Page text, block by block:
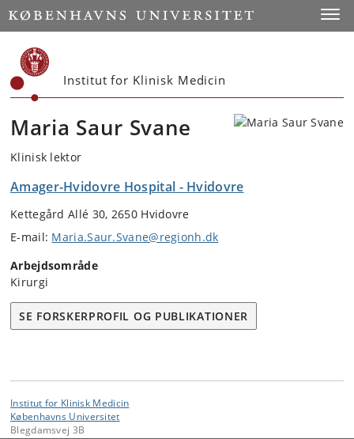
Start
Institut for Klinisk Medicin
Maria Saur Svane
Klinisk lektor
Amager-Hvidovre Hospital - Hvidovre
Kettegård Allé 30, 2650 Hvidovre
E-mail: Maria.Saur.Svane@regionh.dk
Arbejdsområde
Kirurgi
SE FORSKERPROFIL OG PUBLIKATIONER
Institut for Klinisk Medicin
Københavns Universitet
Blegdamsvej 3B